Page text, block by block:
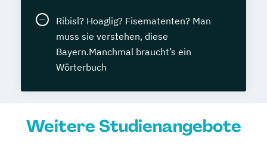
Ribisl? Hoaglig? Fisematenten? Man
muss sie verstehen, diese
Bayern.Manchmal braucht’s ein
Wörterbuch
Weitere Studienangebote